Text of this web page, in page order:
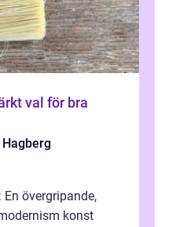
val för bra
övergripande,
konst